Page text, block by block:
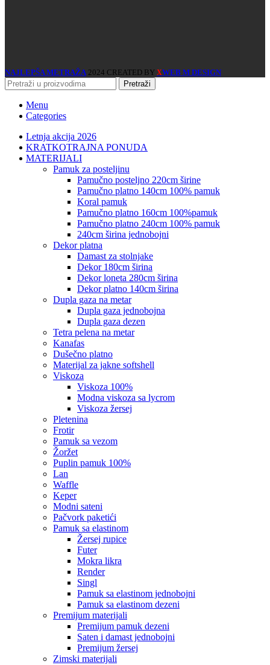
NAJLEPŠA METRAŽA 2024 CREATED BY XWEB M DESIGN
Pretraži
Menu
Categories
Letnja akcija 2026
KRATKOTRAJNA PONUDA
MATERIJALI
pamuk za posteljinu
pamučno posteljno 220cm širine
pamučno platno 140cm 100% pamuk
koral pamuk
pamučno platno 160cm 100%pamuk
pamučno platno 240cm 100% pamuk
240cm širina jednobojni
dekor platna
damast za stolnjake
dekor 180cm širina
dekor loneta 280cm širina
dekor platno 140cm širina
dupla gaza na metar
dupla gaza jednobojna
dupla gaza dezen
tetra pelena na metar
kanafas
dušečno platno
materijal za jakne softshell
viskoza
viskoza 100%
modna viskoza sa lycrom
viskoza žersej
pletenina
frotir
pamuk sa vezom
žoržet
puplin pamuk 100%
lan
waffle
keper
modni sateni
pačvork paketići
pamuk sa elastinom
žersej rupice
futer
mokra likra
render
singl
pamuk sa elastinom jednobojni
pamuk sa elastinom dezeni
premijum materijali
premijum pamuk dezeni
saten i damast jednobojni
premijum žersej
zimski materijali